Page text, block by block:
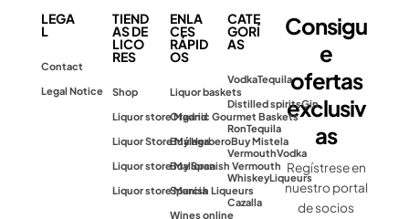
LEGA
L
Contact
Legal Notice
TIEND
AS DE
LICO
RES
Shop
Liquor store Madrid
Liquor Store Málaga
Liquor store Mallorca
Liquor store Murcia
ENLA
CES
RÁPID
OS
Liquor baskets
Organic Gourmet Baskets
Buy HerberoBuy Mistela
Buy Spanish Vermouth
Spanish Liqueurs
Wines online
CATE
GORÍ
AS
VodkaTequila
Distilled spiritsGin
RonTequila
VermouthVodka
WhiskeyLiqueurs
Cazalla
Consigu
e
ofertas
exclusiv
as
Regístrese en
nuestro portal
de socios